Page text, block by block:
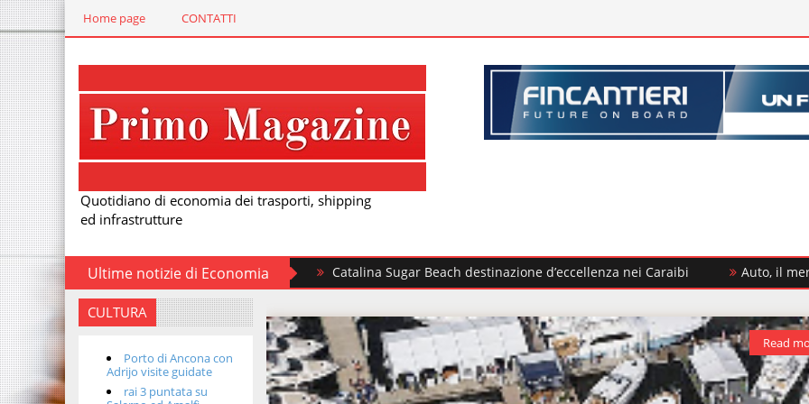
Home page CONTATTI
Quotidiano di economia dei trasporti, shipping
ed infrastrutture
Ultime notizie di Economia Catalina Sugar Beach destinazione d’eccellenza nei Caraibi Auto, il mercato
CULTURA
Porto di Ancona con
Adrijo visite guidate
rai 3 puntata su
Read